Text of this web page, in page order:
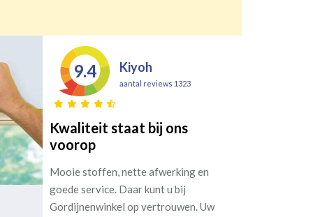
9.4 Kiyoh
aantal reviews 1323
Kwaliteit staat bij ons
voorop
Mooie stoffen, nette afwerking en
goede service. Daar kunt u bij
Gordijnenwinkel op vertrouwen. Uw